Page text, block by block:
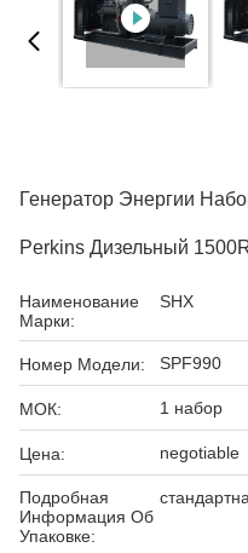
Генератор Энергии
Perkins Дизельный
Наименование
Марки:
SHX
Номер Модели: SPF990
МОК: 1 набор
Цена: negotiable
Подробная
Информация Об
Упаковке: